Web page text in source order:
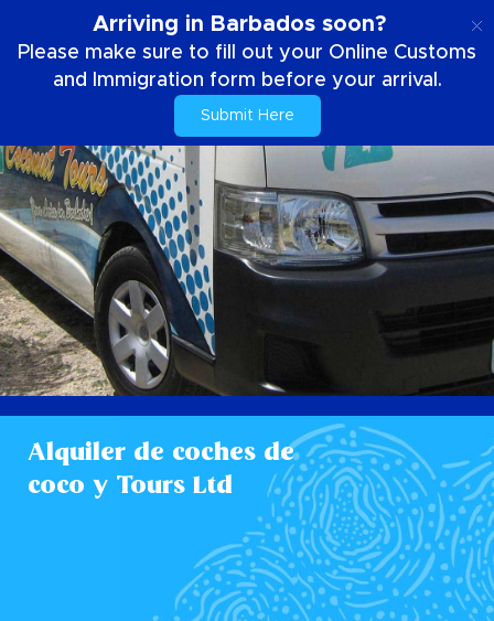
Arriving in Barbados soon?
Please make sure to fill out your Online Customs
and Immigration form before your arrival.
Submit Here
Alquiler de coches de
coco y Tours Ltd